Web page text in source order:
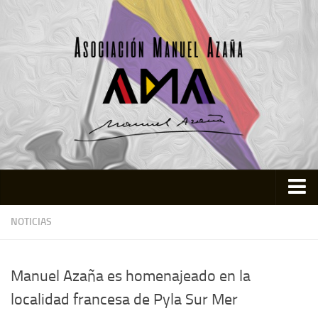
Inicio
Quienes somos
Actividades
NOTICIAS
Manuel Azaña es homenajeado en la
localidad francesa de Pyla Sur Mer